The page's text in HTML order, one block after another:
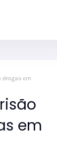
drogas em
em